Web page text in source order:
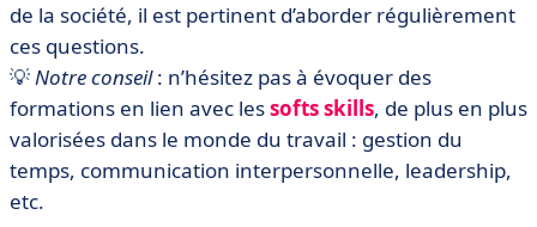
de la société, il est pertinent d’aborder régulièrement
ces questions.
💡Notre conseil: n’hésitez pas à évoquer des
formations en lien avec lessofts skills, de plus en plus
valorisées dans le monde du travail : gestion du
temps, communication interpersonnelle, leadership,
etc.